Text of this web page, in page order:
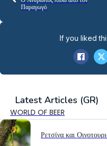
Παραγωγό
Latest Articles (GR)
WORLD OF BEER
Ρετσίνα και
If you liked